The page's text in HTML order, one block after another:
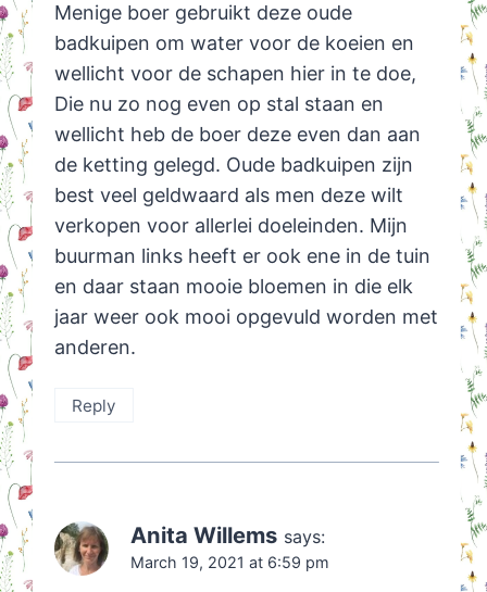
Menige boer gebruikt deze oude
badkuipen om water voor de koeien en
wellicht voor de schapen hier in te doe,
Die nu zo nog even op stal staan en
wellicht heb de boer deze even dan aan
de ketting gelegd. Oude badkuipen zijn
best veel geldwaard als men deze wilt
verkopen voor allerlei doeleinden. Mijn
buurman links heeft er ook ene in de tuin
en daar staan mooie bloemen in die elk
jaar weer ook mooi opgevuld worden met
anderen.
Reply
Anita Willems says:
March 19, 2021 at 6:59 pm